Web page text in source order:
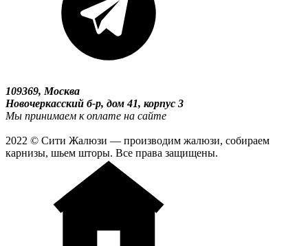
109369, Москва
Новочеркасский б-р, дом 41, корпус 3
Мы принимаем к оплате на сайте
2022 © Сити Жалюзи — производим жалюзи, собираем
карнизы, шьем шторы. Все права защищены.